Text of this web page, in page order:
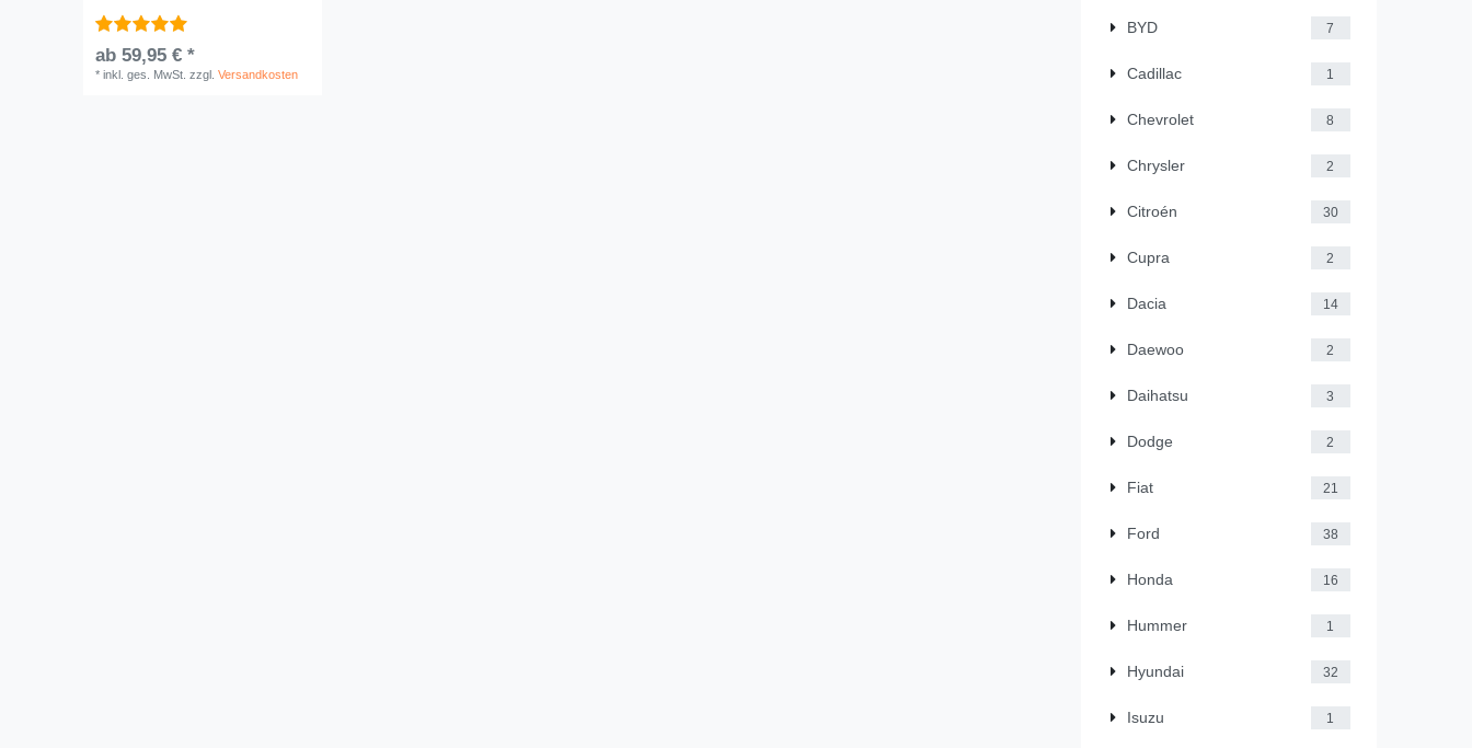
ab 59,95 € *
* inkl. ges. MwSt. zzgl. Versandkosten
BYD 7
Cadillac 1
Chevrolet 8
Chrysler 2
Citroén 30
Cupra 2
Dacia 14
Daewoo 2
Daihatsu 3
Dodge 2
Fiat 21
Ford 38
Honda 16
Hummer 1
Hyundai 32
Isuzu 1